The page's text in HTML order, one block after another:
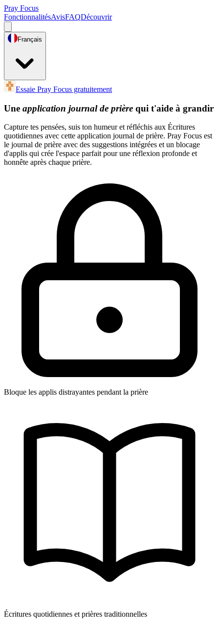
Pray Focus
FonctionnalitésAvisFAQDécouvrir
Français
Essaie Pray Focus gratuitement
Une application journal de prière qui t'aide à grandir
Capture tes pensées, suis ton humeur et réfléchis aux Écritures
quotidiennes avec cette application journal de prière. Pray Focus est
le journal de prière avec des suggestions intégrées et un blocage
d'applis qui crée l'espace parfait pour une réflexion profonde et
honnête après chaque prière.
Bloque les applis distrayantes pendant la prière
Écritures quotidiennes et prières traditionnelles